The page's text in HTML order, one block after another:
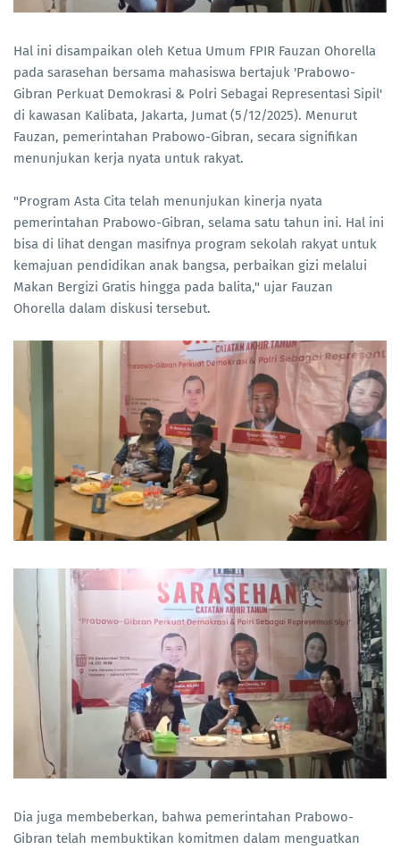
Hal ini disampaikan oleh Ketua Umum FPIR Fauzan Ohorella
pada sarasehan bersama mahasiswa bertajuk 'Prabowo-
Gibran Perkuat Demokrasi & Polri Sebagai Representasi Sipil'
di kawasan Kalibata, Jakarta, Jumat (5/12/2025). Menurut
Fauzan, pemerintahan Prabowo-Gibran, secara signifikan
menunjukan kerja nyata untuk rakyat.
"Program Asta Cita telah menunjukan kinerja nyata
pemerintahan Prabowo-Gibran, selama satu tahun ini. Hal ini
bisa di lihat dengan masifnya program sekolah rakyat untuk
kemajuan pendidikan anak bangsa, perbaikan gizi melalui
Makan Bergizi Gratis hingga pada balita," ujar Fauzan
Ohorella dalam diskusi tersebut.
Dia juga membeberkan, bahwa pemerintahan Prabowo-
Gibran telah membuktikan komitmen dalam menguatkan